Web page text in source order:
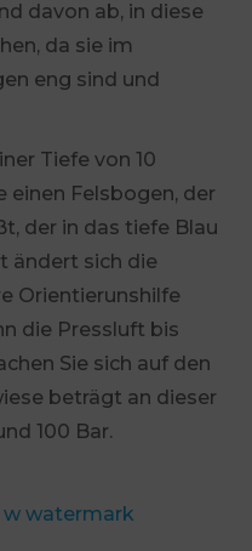
davon ab, in diese
da sie im
eng sind und
Tiefe von 10
einen Felsbogen, der
der in das tiefe Blau
ändert sich die
Orientierunshilfe
die Pressluft bis
Sie sich auf den
beträgt an dieser
100 Bar.